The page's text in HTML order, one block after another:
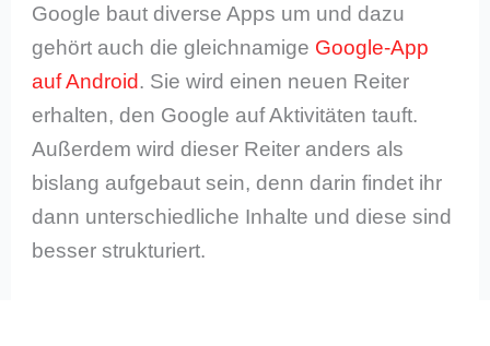
Google baut diverse Apps um und dazu
gehört auch die gleichnamige Google-App
auf Android. Sie wird einen neuen Reiter
erhalten, den Google auf Aktivitäten tauft.
Außerdem wird dieser Reiter anders als
bislang aufgebaut sein, denn darin findet ihr
dann unterschiedliche Inhalte und diese sind
besser strukturiert.